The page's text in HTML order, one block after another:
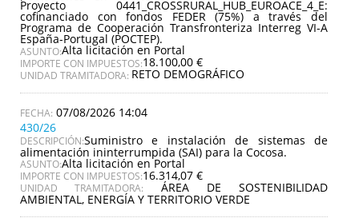
Proyecto 0441_CROSSRURAL_HUB_EUROACE_4_E:
cofinanciado con fondos FEDER (75%) a través del
Programa de Cooperación Transfronteriza Interreg VI-A
España-Portugal (POCTEP).
ASUNTO:Alta licitación en Portal
IMPORTE CON IMPUESTOS:18.100,00 €
UNIDAD TRAMITADORA: RETO DEMOGRÁFICO
07/08/2026 14:04
430/26
DESCRIPCIÓN:Suministro e instalación de sistemas de
alimentación ininterrumpida (SAI) para la Cocosa.
ASUNTO:Alta licitación en Portal
IMPORTE CON IMPUESTOS:16.314,07 €
UNIDAD TRAMITADORA: ÁREA DE SOSTENIBILIDAD
AMBIENTAL, ENERGÍA Y TERRITORIO VERDE